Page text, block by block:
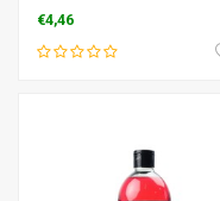
Solution
€4,46